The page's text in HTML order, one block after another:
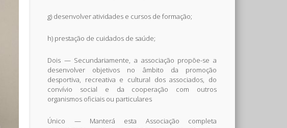
g) desenvolver atividades e cursos de formação;
h) prestação de cuidados de saúde;
Dois — Secundariamente, a associação propõe-se a
desenvolver objetivos no âmbito da promoção
desportiva, recreativa e cultural dos associados, do
convívio social e da cooperação com outros
organismos oficiais ou particulares
Único — Manterá esta Associação completa